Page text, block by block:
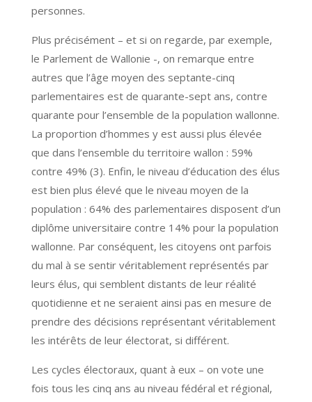
personnes.
Plus précisément – et si on regarde, par exemple,
le Parlement de Wallonie -, on remarque entre
autres que l’âge moyen des septante-cinq
parlementaires est de quarante-sept ans, contre
quarante pour l’ensemble de la population wallonne.
La proportion d’hommes y est aussi plus élevée
que dans l’ensemble du territoire wallon : 59%
contre 49% (3). Enfin, le niveau d’éducation des élus
est bien plus élevé que le niveau moyen de la
population : 64% des parlementaires disposent d’un
diplôme universitaire contre 14% pour la population
wallonne. Par conséquent, les citoyens ont parfois
du mal à se sentir véritablement représentés par
leurs élus, qui semblent distants de leur réalité
quotidienne et ne seraient ainsi pas en mesure de
prendre des décisions représentant véritablement
les intérêts de leur électorat, si différent.
Les cycles électoraux, quant à eux – on vote une
fois tous les cinq ans au niveau fédéral et régional,